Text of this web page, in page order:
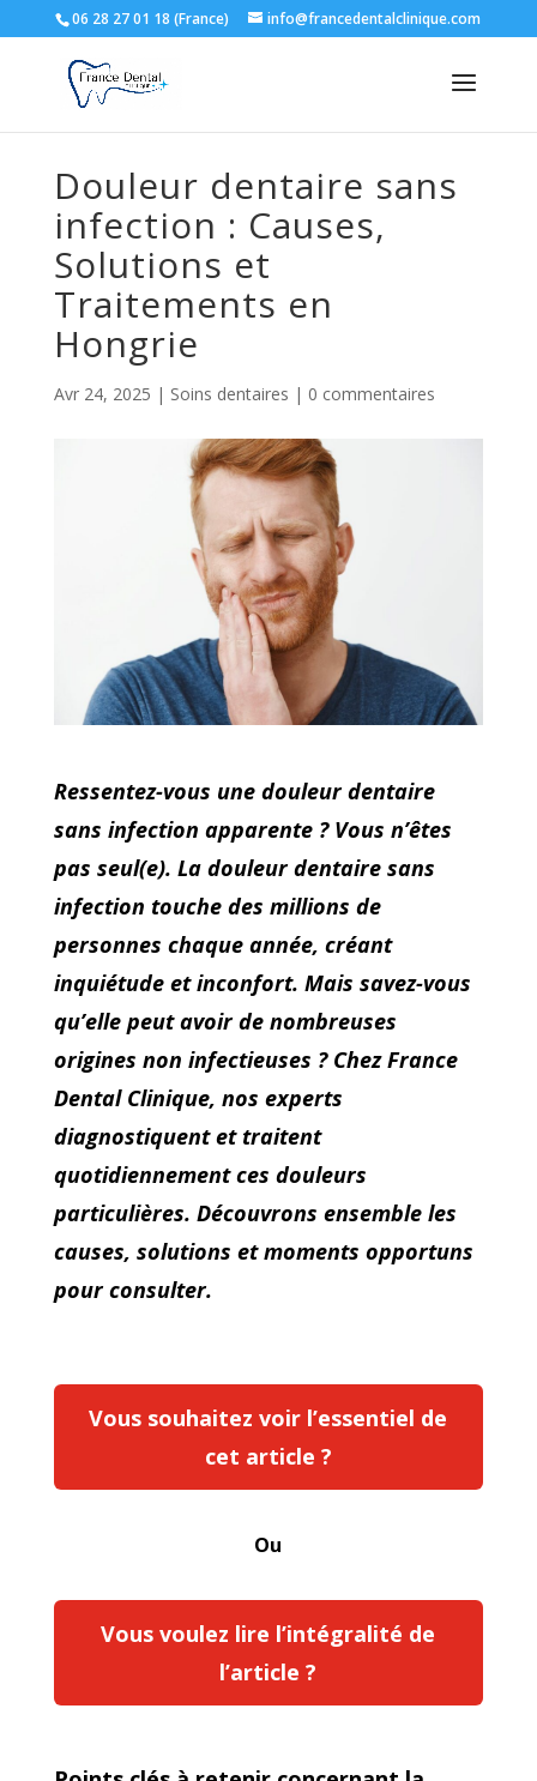
06 28 27 01 18 (France) info@francedentalclinique.com
Douleur dentaire sans
infection : Causes,
Solutions et
Traitements en
Hongrie
Avr 24, 2025 | Soins dentaires | 0 commentaires
Ressentez-vous une douleur dentaire
sans infection apparente ? Vous n’êtes
pas seul(e). La douleur dentaire sans
infection touche des millions de
personnes chaque année, créant
inquiétude et inconfort. Mais savez-vous
qu’elle peut avoir de nombreuses
origines non infectieuses ? Chez France
Dental Clinique, nos experts
diagnostiquent et traitent
quotidiennement ces douleurs
particulières. Découvrons ensemble les
causes, solutions et moments opportuns
pour consulter.
Vous souhaitez voir l’essentiel de
cet article ?
Ou
Vous voulez lire l’intégralité de
l’article ?